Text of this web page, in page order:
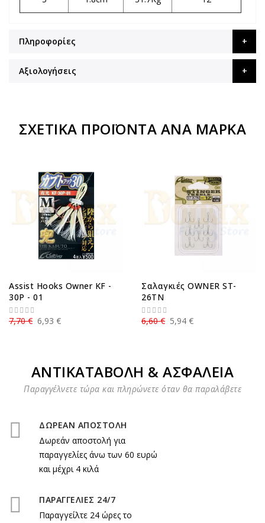
Πληροφορίες
Αξιολογήσεις
ΣΧΕΤΙΚΆ ΠΡΟΪΌΝΤΑ ΑΝΆ ΜΆΡΚΑ
Assist Hooks Owner KF -
30P - 01
6,93 €
7,70 €
Σαλαγκιές OWNER ST-
26TN
5,94 €
6,60 €
ΑΝΤΙΚΑΤΑΒΟΛΗ & ΑΣΦΑΛΕΙΑ
Παραγγέλνετε τώρα και πληρώνετε όταν θα παραλάβετε
ΔΩΡΕΑΝ ΑΠΟΣΤΟΛΗ
Δωρεάν αποστολή για
παραγγελίες άνω των 60 ευρώ
και μέχρι 4 κιλά
ΠΑΡΑΓΓΕΛΙΕΣ 24/7
Παραγγείλτε 24 ώρες το